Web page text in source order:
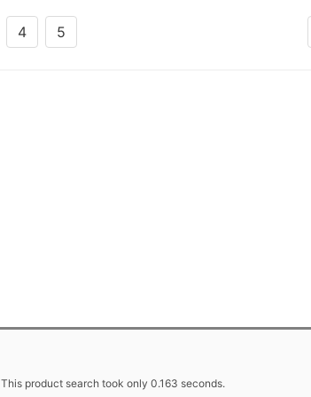
4 5
This product search took only 0.163 seconds.